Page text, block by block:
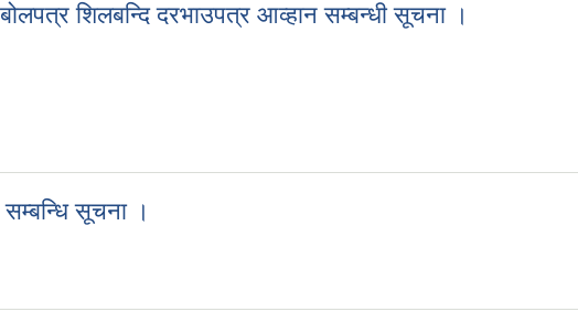
शिलबन्दि दरभाउपत्र आव्हान सम्बन्धी सूचना ।
सम्बन्धि सूचना ।